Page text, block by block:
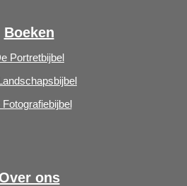
Boeken
Portretbijbel
Fotografiebijbel
Over ons